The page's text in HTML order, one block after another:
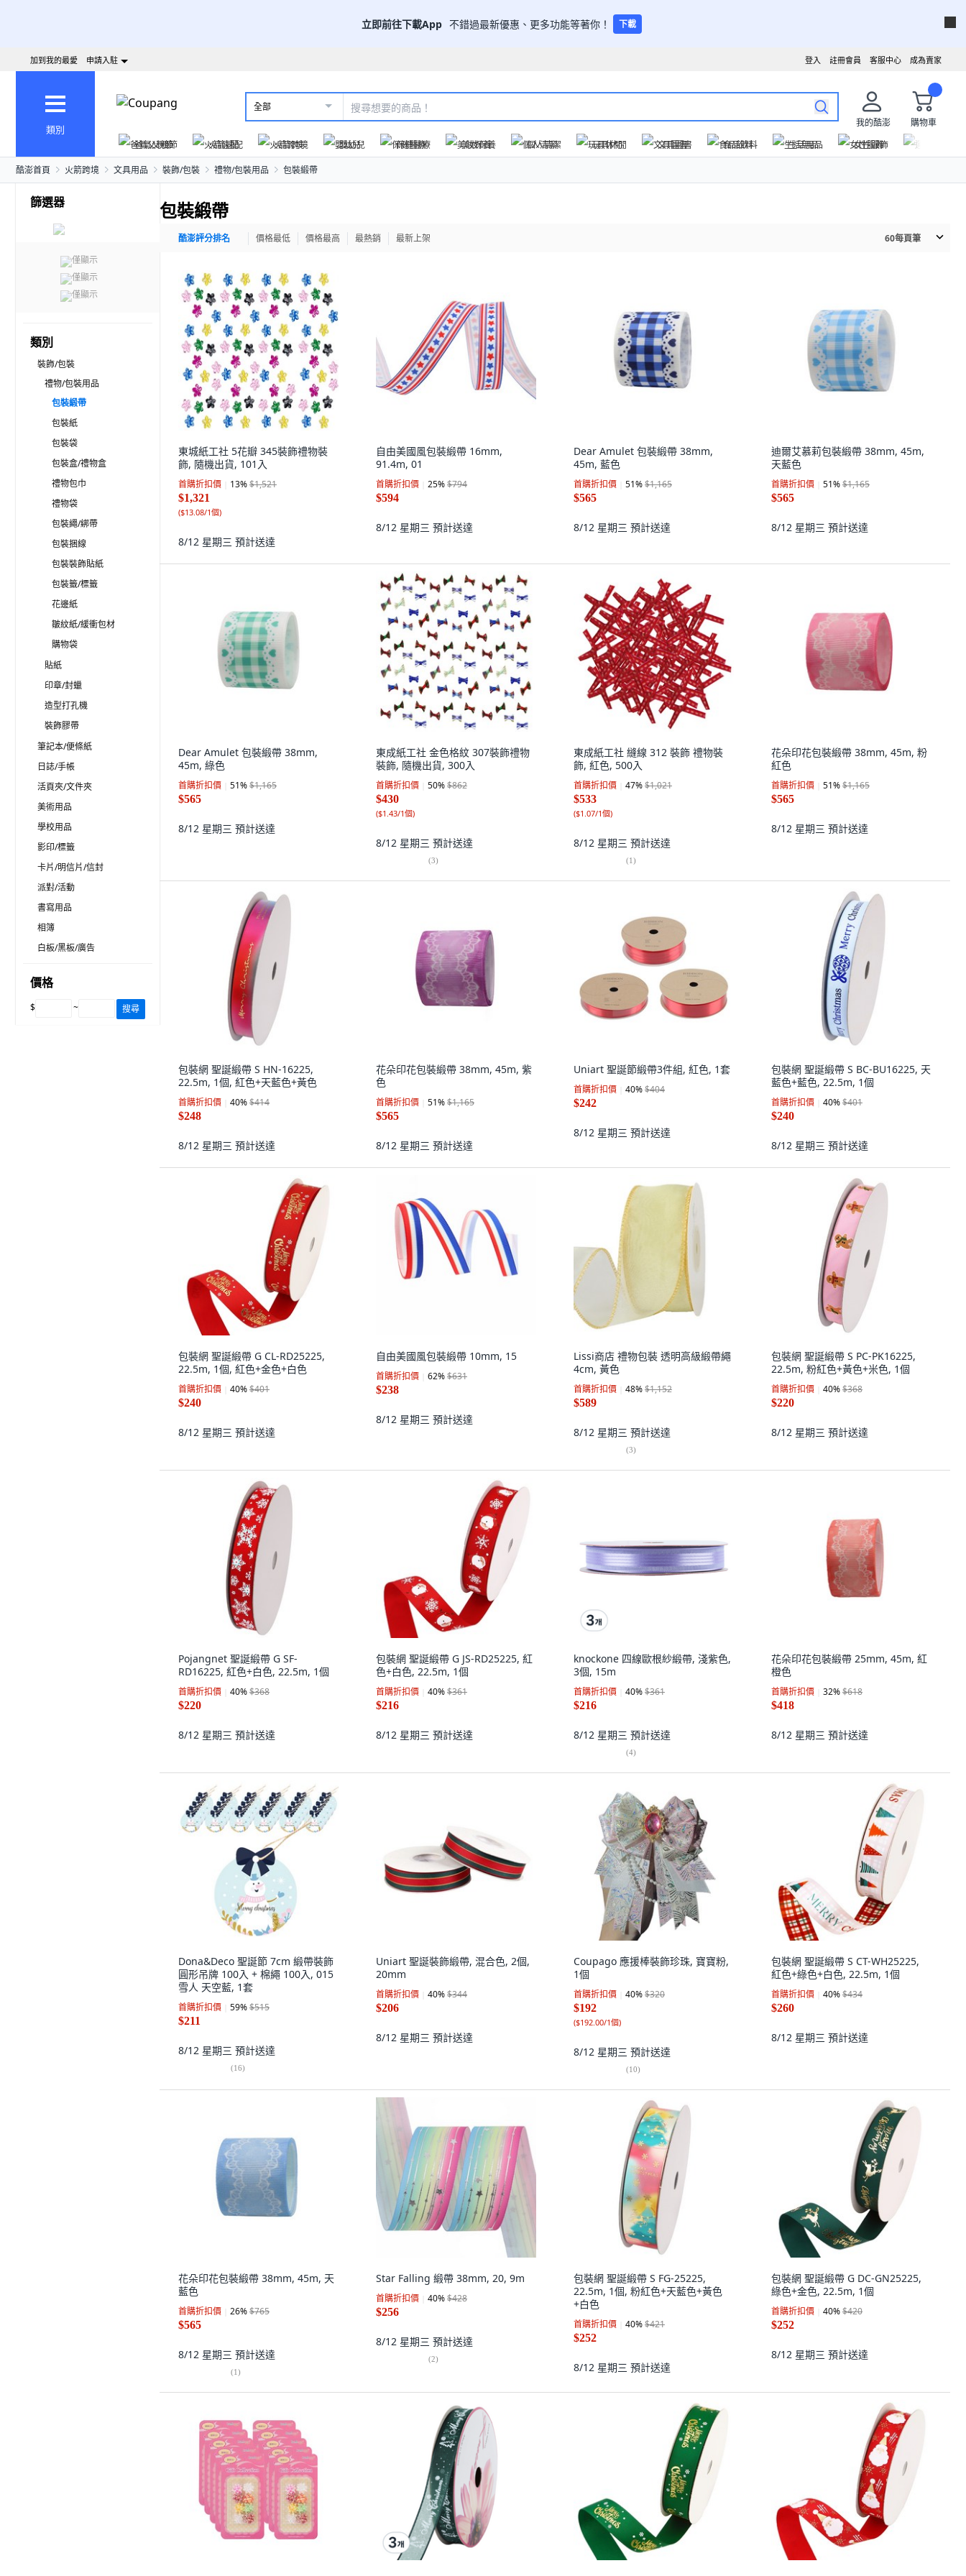
立即前往下載App 不錯過最新優惠、更多功能等著你！ 下載
成為賣家
客服中心
註冊會員
登入
加到我的最愛 申請入駐
類別
全部
我的酷澎
購物車
爸氣父親節
火箭速配 火箭跨境 嬰幼兒 保健醫療 美妝保養 個人清潔 玩具休閒 文具圖書 食品飲料 生活用品 女性服飾
酷澎首頁 火箭跨境 文具用品 裝飾/包裝 禮物/包裝用品 包裝緞帶
篩選器
僅顯示
僅顯示
僅顯示
類別
裝飾/包裝
禮物/包裝用品
包裝緞帶
包裝紙
包裝袋
包裝盒/禮物盒
禮物包巾
禮物袋
包裝繩/綁帶
包裝捆線
包裝裝飾貼紙
包裝籤/標籤
花邊紙
皺紋紙/緩衝包材
購物袋
貼紙
印章/封蠟
造型打孔機
裝飾膠帶
筆記本/便條紙
日誌/手帳
活頁夾/文件夾
美術用品
學校用品
影印/標籤
卡片/明信片/信封
派對/活動
書寫用品
相簿
白板/黑板/廣告
價格
$ ~ 搜尋
包裝緞帶
酷澎評分排名 價格最低 價格最高 最熱銷 最新上架 60每頁筆
東城紙工社 5花瓣 345裝飾禮物裝
飾, 隨機出貨, 101入
首購折扣價 13%$1,521
$1,321
($13.08/1個)
8/12 星期三 預計送達
自由美國風包裝緞帶 16mm,
91.4m, 01
首購折扣價 25%$794
$594
8/12 星期三 預計送達
Dear Amulet 包裝緞帶 38mm,
45m, 藍色
首購折扣價 51%$1,165
$565
8/12 星期三 預計送達
迪爾艾慕莉包裝緞帶 38mm, 45m,
天藍色
首購折扣價 51%$1,165
$565
8/12 星期三 預計送達
Dear Amulet 包裝緞帶 38mm,
45m, 綠色
首購折扣價 51%$1,165
$565
8/12 星期三 預計送達
東成紙工社 金色格紋 307裝飾禮物
裝飾, 隨機出貨, 300入
首購折扣價 50%$862
$430
($1.43/1個)
8/12 星期三 預計送達
(3)
東成紙工社 縫線 312 裝飾 禮物裝
飾, 紅色, 500入
首購折扣價 47%$1,021
$533
($1.07/1個)
8/12 星期三 預計送達
(1)
花朵印花包裝緞帶 38mm, 45m, 粉
紅色
首購折扣價 51%$1,165
$565
8/12 星期三 預計送達
包裝網 聖誕緞帶 S HN-16225,
22.5m, 1個, 紅色+天藍色+黃色
首購折扣價 40%$414
$248
8/12 星期三 預計送達
花朵印花包裝緞帶 38mm, 45m, 紫
色
首購折扣價 51%$1,165
$565
8/12 星期三 預計送達
Uniart 聖誕節緞帶3件組, 紅色, 1套
首購折扣價 40%$404
$242
8/12 星期三 預計送達
包裝網 聖誕緞帶 S BC-BU16225, 天
藍色+藍色, 22.5m, 1個
首購折扣價 40%$401
$240
8/12 星期三 預計送達
包裝網 聖誕緞帶 G CL-RD25225,
22.5m, 1個, 紅色+金色+白色
首購折扣價 40%$401
$240
8/12 星期三 預計送達
自由美國風包裝緞帶 10mm, 15
首購折扣價 62%$631
$238
8/12 星期三 預計送達
Lissi商店 禮物包裝 透明高級緞帶繩
4cm, 黃色
首購折扣價 48%$1,152
$589
8/12 星期三 預計送達
(3)
包裝網 聖誕緞帶 S PC-PK16225,
22.5m, 粉紅色+黃色+米色, 1個
首購折扣價 40%$368
$220
8/12 星期三 預計送達
Pojangnet 聖誕緞帶 G SF-
RD16225, 紅色+白色, 22.5m, 1個
首購折扣價 40%$368
$220
8/12 星期三 預計送達
包裝網 聖誕緞帶 G JS-RD25225, 紅
色+白色, 22.5m, 1個
首購折扣價 40%$361
$216
8/12 星期三 預計送達
knockone 四線歐根紗緞帶, 淺紫色,
3個, 15m
首購折扣價 40%$361
$216
8/12 星期三 預計送達
(4)
花朵印花包裝緞帶 25mm, 45m, 紅
橙色
首購折扣價 32%$618
$418
8/12 星期三 預計送達
Dona&Deco 聖誕節 7cm 緞帶裝飾
圓形吊牌 100入 + 棉繩 100入, 015
雪人 天空藍, 1套
首購折扣價 59%$515
$211
8/12 星期三 預計送達
(16)
Uniart 聖誕裝飾緞帶, 混合色, 2個,
20mm
首購折扣價 40%$344
$206
8/12 星期三 預計送達
Coupago 應援棒裝飾珍珠, 寶寶粉,
1個
首購折扣價 40%$320
$192
($192.00/1個)
8/12 星期三 預計送達
(10)
包裝網 聖誕緞帶 S CT-WH25225,
紅色+綠色+白色, 22.5m, 1個
首購折扣價 40%$434
$260
8/12 星期三 預計送達
花朵印花包裝緞帶 38mm, 45m, 天
藍色
首購折扣價 26%$765
$565
8/12 星期三 預計送達
(1)
Star Falling 緞帶 38mm, 20, 9m
首購折扣價 40%$428
$256
8/12 星期三 預計送達
(2)
包裝網 聖誕緞帶 S FG-25225,
22.5m, 1個, 粉紅色+天藍色+黃色
+白色
首購折扣價 40%$421
$252
8/12 星期三 預計送達
包裝網 聖誕緞帶 G DC-GN25225,
綠色+金色, 22.5m, 1個
首購折扣價 40%$420
$252
8/12 星期三 預計送達